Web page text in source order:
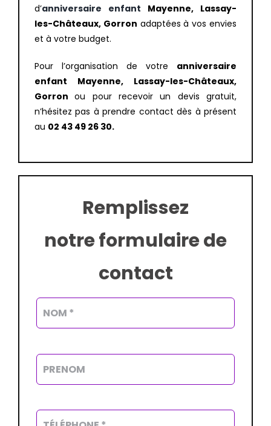
d’anniversaire enfant Mayenne, Lassay-
les-Châteaux, Gorron adaptées à vos envies
et à votre budget.
Pour l’organisation de votre anniversaire
enfant Mayenne, Lassay-les-Châteaux,
Gorronou pour recevoir un devis gratuit,
n’hésitez pas à prendre contact dès à présent
au 02 43 49 26 30.
Remplissez
notre formulaire de
contact